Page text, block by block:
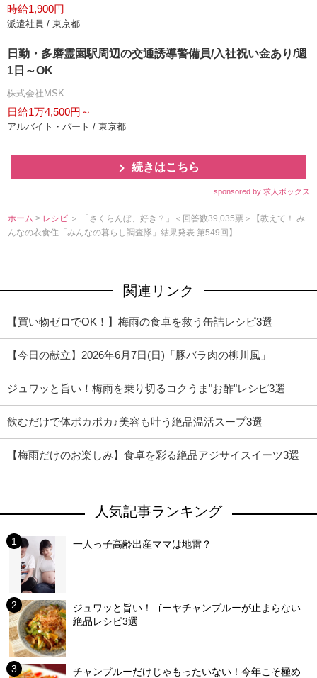
時給1,900円
派遣社員 / 東京都
日勤・多磨霊園駅周辺の交通誘導警備員/入社祝い金あり/週
1日～OK
株式会社MSK
日給1万4,500円～
アルバイト・パート / 東京都
続きはこちら
sponsored by 求人ボックス
ホーム > レシピ ＞ 「さくらんぼ、好き？」＜回答数39,035票＞【教えて！ み
んなの衣食住「みんなの暮らし調査隊」結果発表 第549回】
関連リンク
【買い物ゼロでOK！】梅雨の食卓を救う缶詰レシピ3選
【今日の献立】2026年6月7日(日)「豚バラ肉の柳川風」
ジュワッと旨い！梅雨を乗り切るコクうま"お酢"レシピ3選
飲むだけで体ポカポカ♪美容も叶う絶品温活スープ3選
【梅雨だけのお楽しみ】食卓を彩る絶品アジサイスイーツ3選
人気記事ランキング
一人っ子高齢出産ママは地雷？
ジュワッと旨い！ゴーヤチャンプルーが止まらない
絶品レシピ3選
チャンプルーだけじゃもったいない！今年こそ極め